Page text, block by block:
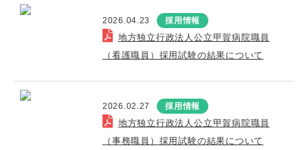
2026.04.23 採用情報
地方独立行政法人公立甲賀病院職員
（看護職員）採用試験の結果について
2026.02.27 採用情報
地方独立行政法人公立甲賀病院職員
（事務職員）採用試験の結果について